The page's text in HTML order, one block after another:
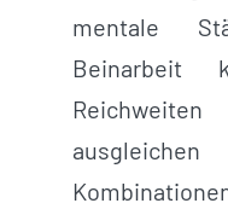
mentale
Beinarbeit
Reichweiten